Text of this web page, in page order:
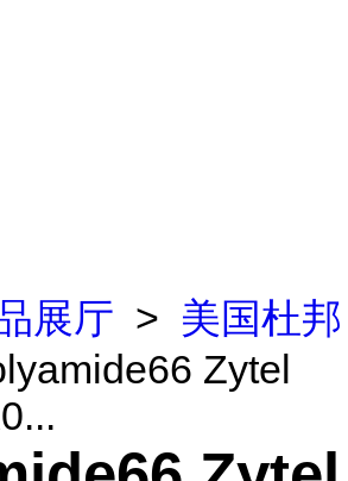
展厅 > 美国杜邦
Zytel